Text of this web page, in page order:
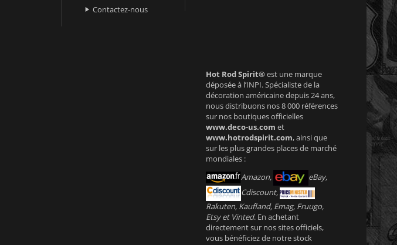
 Contactez-nous
Hot Rod Spirit®est une marque
déposée à l’INPI. Spécialiste de la
décoration américaine depuis 24 ans,
nous distribuons nos 8 000 références
sur nos boutiques officielles
www.deco-us.com et
www.hotrodspirit.com, ainsi que
sur les plus grandes places de marché
mondiales :
Amazon,
eBay,
Cdiscount,
Rakuten, Kaufland, Emag, Fruugo,
Etsy et Vinted. En achetant
directement sur nos sites officiels,
vous bénéficiez de notre stock